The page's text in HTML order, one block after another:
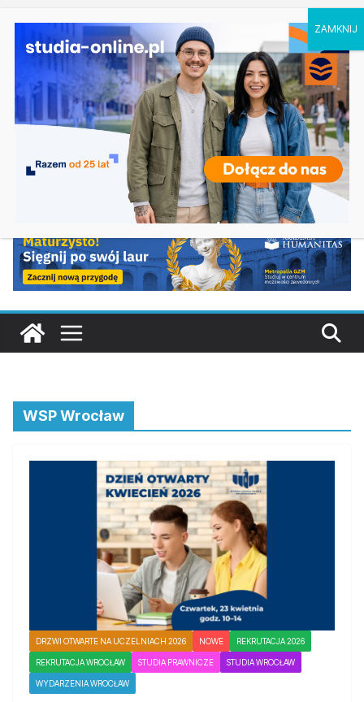
Ostatnie
wpisy:
Oceanotechnika w Szczecinie
Dodatkowa rekrutacja na studia na UJD –
Uniwersytet Jana Długosza w Częstochowie
Biotechnologia – Uniwersytet Przyrodniczy w
Poznaniu
Zarządzanie w turystyce w Katowicach
Turystyka – Uniwersytet Wrocławski
WSP Wrocław
DRZWI OTWARTE NA UCZELNIACH 2026 NOWE REKRUTACJA 2026
REKRUTACJA WROCŁAW STUDIA PRAWNICZE STUDIA WROCŁAW
WYDARZENIA WROCŁAW